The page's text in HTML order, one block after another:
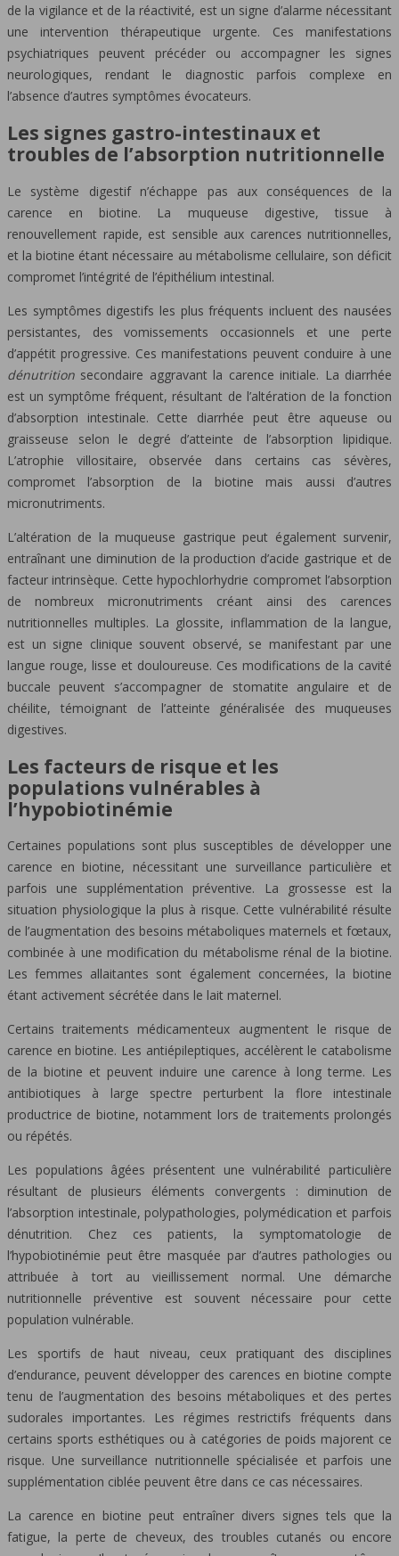
de la vigilance et de la réactivité, est un signe d’alarme nécessitant
une intervention thérapeutique urgente. Ces manifestations
psychiatriques peuvent précéder ou accompagner les signes
neurologiques, rendant le diagnostic parfois complexe en
l’absence d’autres symptômes évocateurs.
Les signes gastro-intestinaux et
troubles de l’absorption nutritionnelle
Le système digestif n’échappe pas aux conséquences de la
carence en biotine. La muqueuse digestive, tissue à
renouvellement rapide, est sensible aux carences nutritionnelles,
et la biotine étant nécessaire au métabolisme cellulaire, son déficit
compromet l’intégrité de l’épithélium intestinal.
Les symptômes digestifs les plus fréquents incluent des nausées
persistantes, des vomissements occasionnels et une perte
d’appétit progressive. Ces manifestations peuvent conduire à une
dénutrition secondaire aggravant la carence initiale. La diarrhée
est un symptôme fréquent, résultant de l’altération de la fonction
d’absorption intestinale. Cette diarrhée peut être aqueuse ou
graisseuse selon le degré d’atteinte de l’absorption lipidique.
L’atrophie villositaire, observée dans certains cas sévères,
compromet l’absorption de la biotine mais aussi d’autres
micronutriments.
L’altération de la muqueuse gastrique peut également survenir,
entraînant une diminution de la production d’acide gastrique et de
facteur intrinsèque. Cette hypochlorhydrie compromet l’absorption
de nombreux micronutriments créant ainsi des carences
nutritionnelles multiples. La glossite, inflammation de la langue,
est un signe clinique souvent observé, se manifestant par une
langue rouge, lisse et douloureuse. Ces modifications de la cavité
buccale peuvent s’accompagner de stomatite angulaire et de
chéilite, témoignant de l’atteinte généralisée des muqueuses
digestives.
Les facteurs de risque et les
populations vulnérables à
l’hypobiotinémie
Certaines populations sont plus susceptibles de développer une
carence en biotine, nécessitant une surveillance particulière et
parfois une supplémentation préventive. La grossesse est la
situation physiologique la plus à risque. Cette vulnérabilité résulte
de l’augmentation des besoins métaboliques maternels et fœtaux,
combinée à une modification du métabolisme rénal de la biotine.
Les femmes allaitantes sont également concernées, la biotine
étant activement sécrétée dans le lait maternel.
Certains traitements médicamenteux augmentent le risque de
carence en biotine. Les antiépileptiques, accélèrent le catabolisme
de la biotine et peuvent induire une carence à long terme. Les
antibiotiques à large spectre perturbent la flore intestinale
productrice de biotine, notamment lors de traitements prolongés
ou répétés.
Les populations âgées présentent une vulnérabilité particulière
résultant de plusieurs éléments convergents : diminution de
l’absorption intestinale, polypathologies, polymédication et parfois
dénutrition. Chez ces patients, la symptomatologie de
l’hypobiotinémie peut être masquée par d’autres pathologies ou
attribuée à tort au vieillissement normal. Une démarche
nutritionnelle préventive est souvent nécessaire pour cette
population vulnérable.
Les sportifs de haut niveau, ceux pratiquant des disciplines
d’endurance, peuvent développer des carences en biotine compte
tenu de l’augmentation des besoins métaboliques et des pertes
sudorales importantes. Les régimes restrictifs fréquents dans
certains sports esthétiques ou à catégories de poids majorent ce
risque. Une surveillance nutritionnelle spécialisée et parfois une
supplémentation ciblée peuvent être dans ce cas nécessaires.
La carence en biotine peut entraîner divers signes tels que la
fatigue, la perte de cheveux, des troubles cutanés ou encore